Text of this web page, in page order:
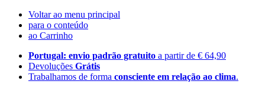
Voltar ao menu principal
para o conteúdo
ao Carrinho
Portugal: envio padrão gratuito a partir de € 64,90
Devoluções Grátis
Trabalhamos de forma consciente em relação ao clima.